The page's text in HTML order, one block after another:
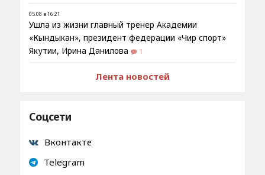
05.08 в 16:21
Ушла из жизни главный тренер Академии
«Кындыкан», президент федерации «Чир спорт»
Якутии, Ирина Данилова
1
Лента новостей
Соцсети
Вконтакте
Telegram